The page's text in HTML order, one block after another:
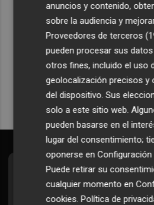
Recibe toda la
Plaza Podcast
Quiero
Suscríbete
Todos los días a primera
anuncios y contenido,
sobre la audiencia y
Proveedores de terceros
pueden procesar sus
otros fines, incluido el uso
geolocalización precisos y
del dispositivo. Sus
solo a este sitio web.
pueden basarse en el
lugar del consentimiento;
oponerse enConfiguración
Puede retirar su
cualquier momento en
cookies.Política de